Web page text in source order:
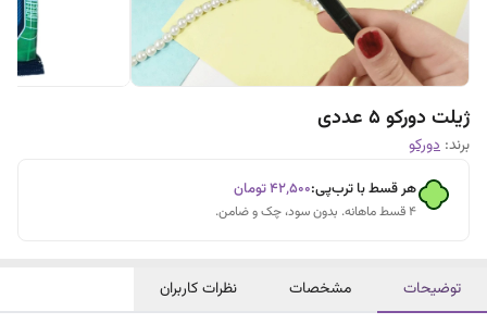
ژیلت دورکو 5 عددی
برند: دورکو
هر قسط با ترب‌پی:۴۲٬۵۰۰تومان
۴ قسط ماهانه. بدون سود، چک و ضامن.
توضیحات مشخصات نظرات کاربران